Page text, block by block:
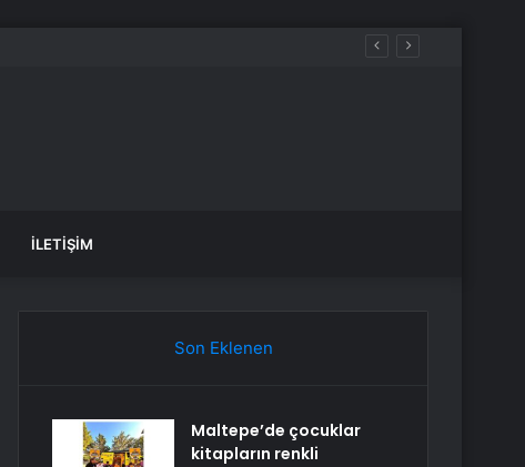
İLETIŞIM
Son Eklenen
Maltepe’de çocuklar
kitapların renkli